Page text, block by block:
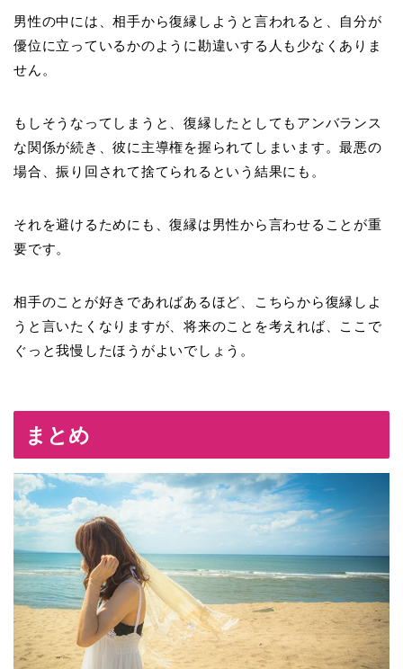
男性の中には、相手から復縁しようと言われると、自分が
優位に立っているかのように勘違いする人も少なくありま
せん。
もしそうなってしまうと、復縁したとしてもアンバランス
な関係が続き、彼に主導権を握られてしまいます。最悪の
場合、振り回されて捨てられるという結果にも。
それを避けるためにも、復縁は男性から言わせることが重
要です。
相手のことが好きであればあるほど、こちらから復縁しよ
うと言いたくなりますが、将来のことを考えれば、ここで
ぐっと我慢したほうがよいでしょう。
まとめ